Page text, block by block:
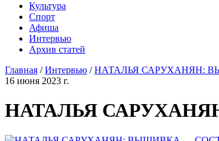
Культура
Спорт
Афиша
Интервью
Архив статей
Главная /Интервью /НАТАЛЬЯ САРУХАНЯН:
16 июня 2023 г.
НАТАЛЬЯ